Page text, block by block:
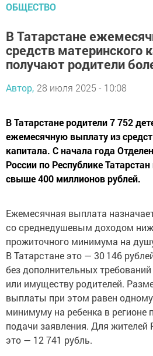
ОБЩЕСТВО
В Татарстане
средств материнского
получают родители
Автор, 28 июля 2025 - 10:08
В Татарстане родители 7 752
ежемесячную выплату из
капитала. С начала года
России по Республике
свыше 400 миллионов рублей.
Ежемесячная выплата
со среднедушевым доходом
прожиточного минимума на
В Татарстане это — 30 146
без дополнительных
или имуществу родителей.
выплаты при этом равен
минимуму на ребенка в
подачи заявления. Для жителей
это — 12 741 рубль.